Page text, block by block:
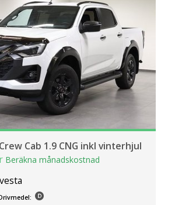
Cab 1.9 CNG inkl vinterhjul
Beräkna månadskostnad